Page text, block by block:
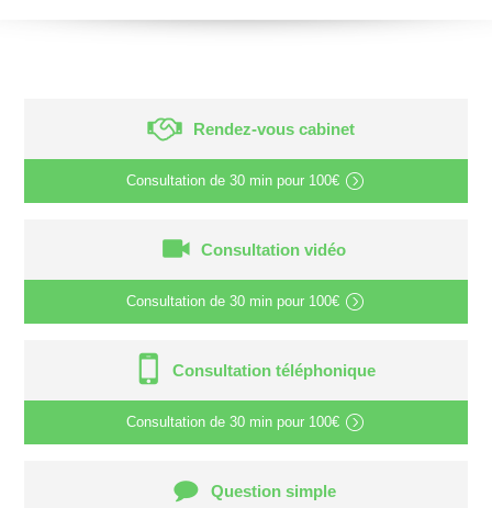
Rendez-vous cabinet
Consultation de 30 min pour 100€
Consultation vidéo
Consultation de 30 min pour 100€
Consultation téléphonique
Consultation de 30 min pour 100€
Question simple